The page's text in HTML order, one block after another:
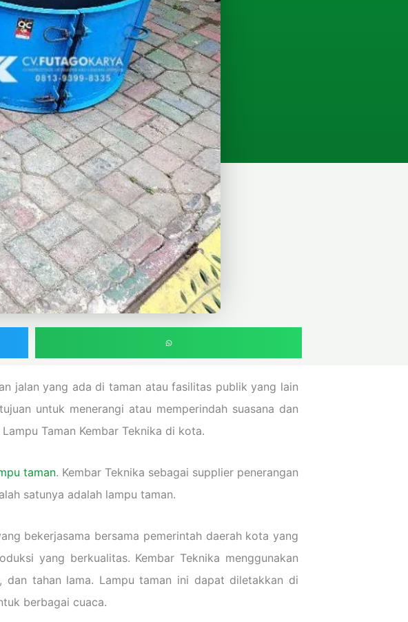
jalan yang ada di taman atau fasilitas publik yang lain
untuk menerangi atau memperindah suasana dan
Taman Kembar Teknika di kota.
taman. Kembar Teknika sebagai supplier penerangan
satunya adalah lampu taman.
bekerjasama bersama pemerintah daerah kota yang
yang berkualitas. Kembar Teknika menggunakan
tahan lama. Lampu taman ini dapat diletakkan di
berbagai cuaca.